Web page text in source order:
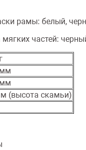
рамы: белый,
частей:
(высота скамьи)